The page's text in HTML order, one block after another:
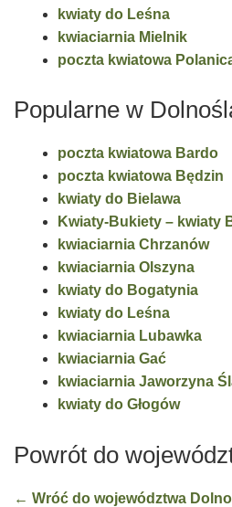
kwiaty do Leśna
kwiaciarnia Mielnik
poczta kwiatowa
Popularne w
poczta kwiatowa Bardo
poczta kwiatowa Będzin
kwiaty do Bielawa
Kwiaty-Bukiety – kwiaty
kwiaciarnia Chrzanów
kwiaciarnia Olszyna
kwiaty do Bogatynia
kwiaty do Leśna
kwiaciarnia Lubawka
kwiaciarnia Gać
kwiaciarnia Jaworzyna
kwiaty do Głogów
Powrót do
← Wróć do województwa